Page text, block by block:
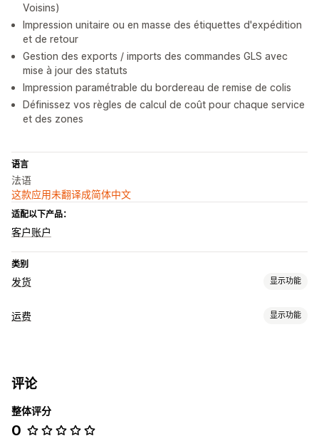
Voisins)
Impression unitaire ou en masse des étiquettes d'expédition
et de retour
Gestion des exports / imports des commandes GLS avec
mise à jour des statuts
Impression paramétrable du bordereau de remise de colis
Définissez vos règles de calcul de coût pour chaque service
et des zones
语言
法语
这款应用未翻译成简体中文
适配以下产品：
客户账户
类别
发货 显示功能
标签和包装
电子邮件通知
运费 显示功能
评论
整体评分
0